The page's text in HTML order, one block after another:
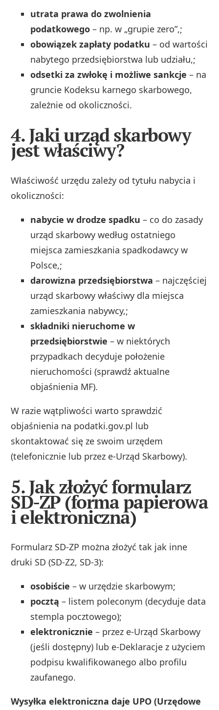
utrata prawa do zwolnienia
podatkowego – np. w „grupie zero”,;
obowiązek zapłaty podatku – od wartości
nabytego przedsiębiorstwa lub udziału,;
odsetki za zwłokę i możliwe sankcje – na
gruncie Kodeksu karnego skarbowego,
zależnie od okoliczności.
4. Jaki urząd skarbowy
jest właściwy?
Właściwość urzędu zależy od tytułu nabycia i
okoliczności:
nabycie w drodze spadku – co do zasady
urząd skarbowy według ostatniego
miejsca zamieszkania spadkodawcy w
Polsce,;
darowizna przedsiębiorstwa – najczęściej
urząd skarbowy właściwy dla miejsca
zamieszkania nabywcy,;
składniki nieruchome w
przedsiębiorstwie – w niektórych
przypadkach decyduje położenie
nieruchomości (sprawdź aktualne
objaśnienia MF).
W razie wątpliwości warto sprawdzić
objaśnienia na podatki.gov.pl lub
skontaktować się ze swoim urzędem
(telefonicznie lub przez e-Urząd Skarbowy).
5. Jak złożyć formularz
SD-ZP (forma papierowa
i elektroniczna)
Formularz SD-ZP można złożyć tak jak inne
druki SD (SD‑Z2, SD‑3):
osobiście – w urzędzie skarbowym;
pocztą – listem poleconym (decyduje data
stempla pocztowego);
elektronicznie – przez e‑Urząd Skarbowy
(jeśli dostępny) lub e‑Deklaracje z użyciem
podpisu kwalifikowanego albo profilu
zaufanego.
Wysyłka elektroniczna daje UPO (Urzędowe